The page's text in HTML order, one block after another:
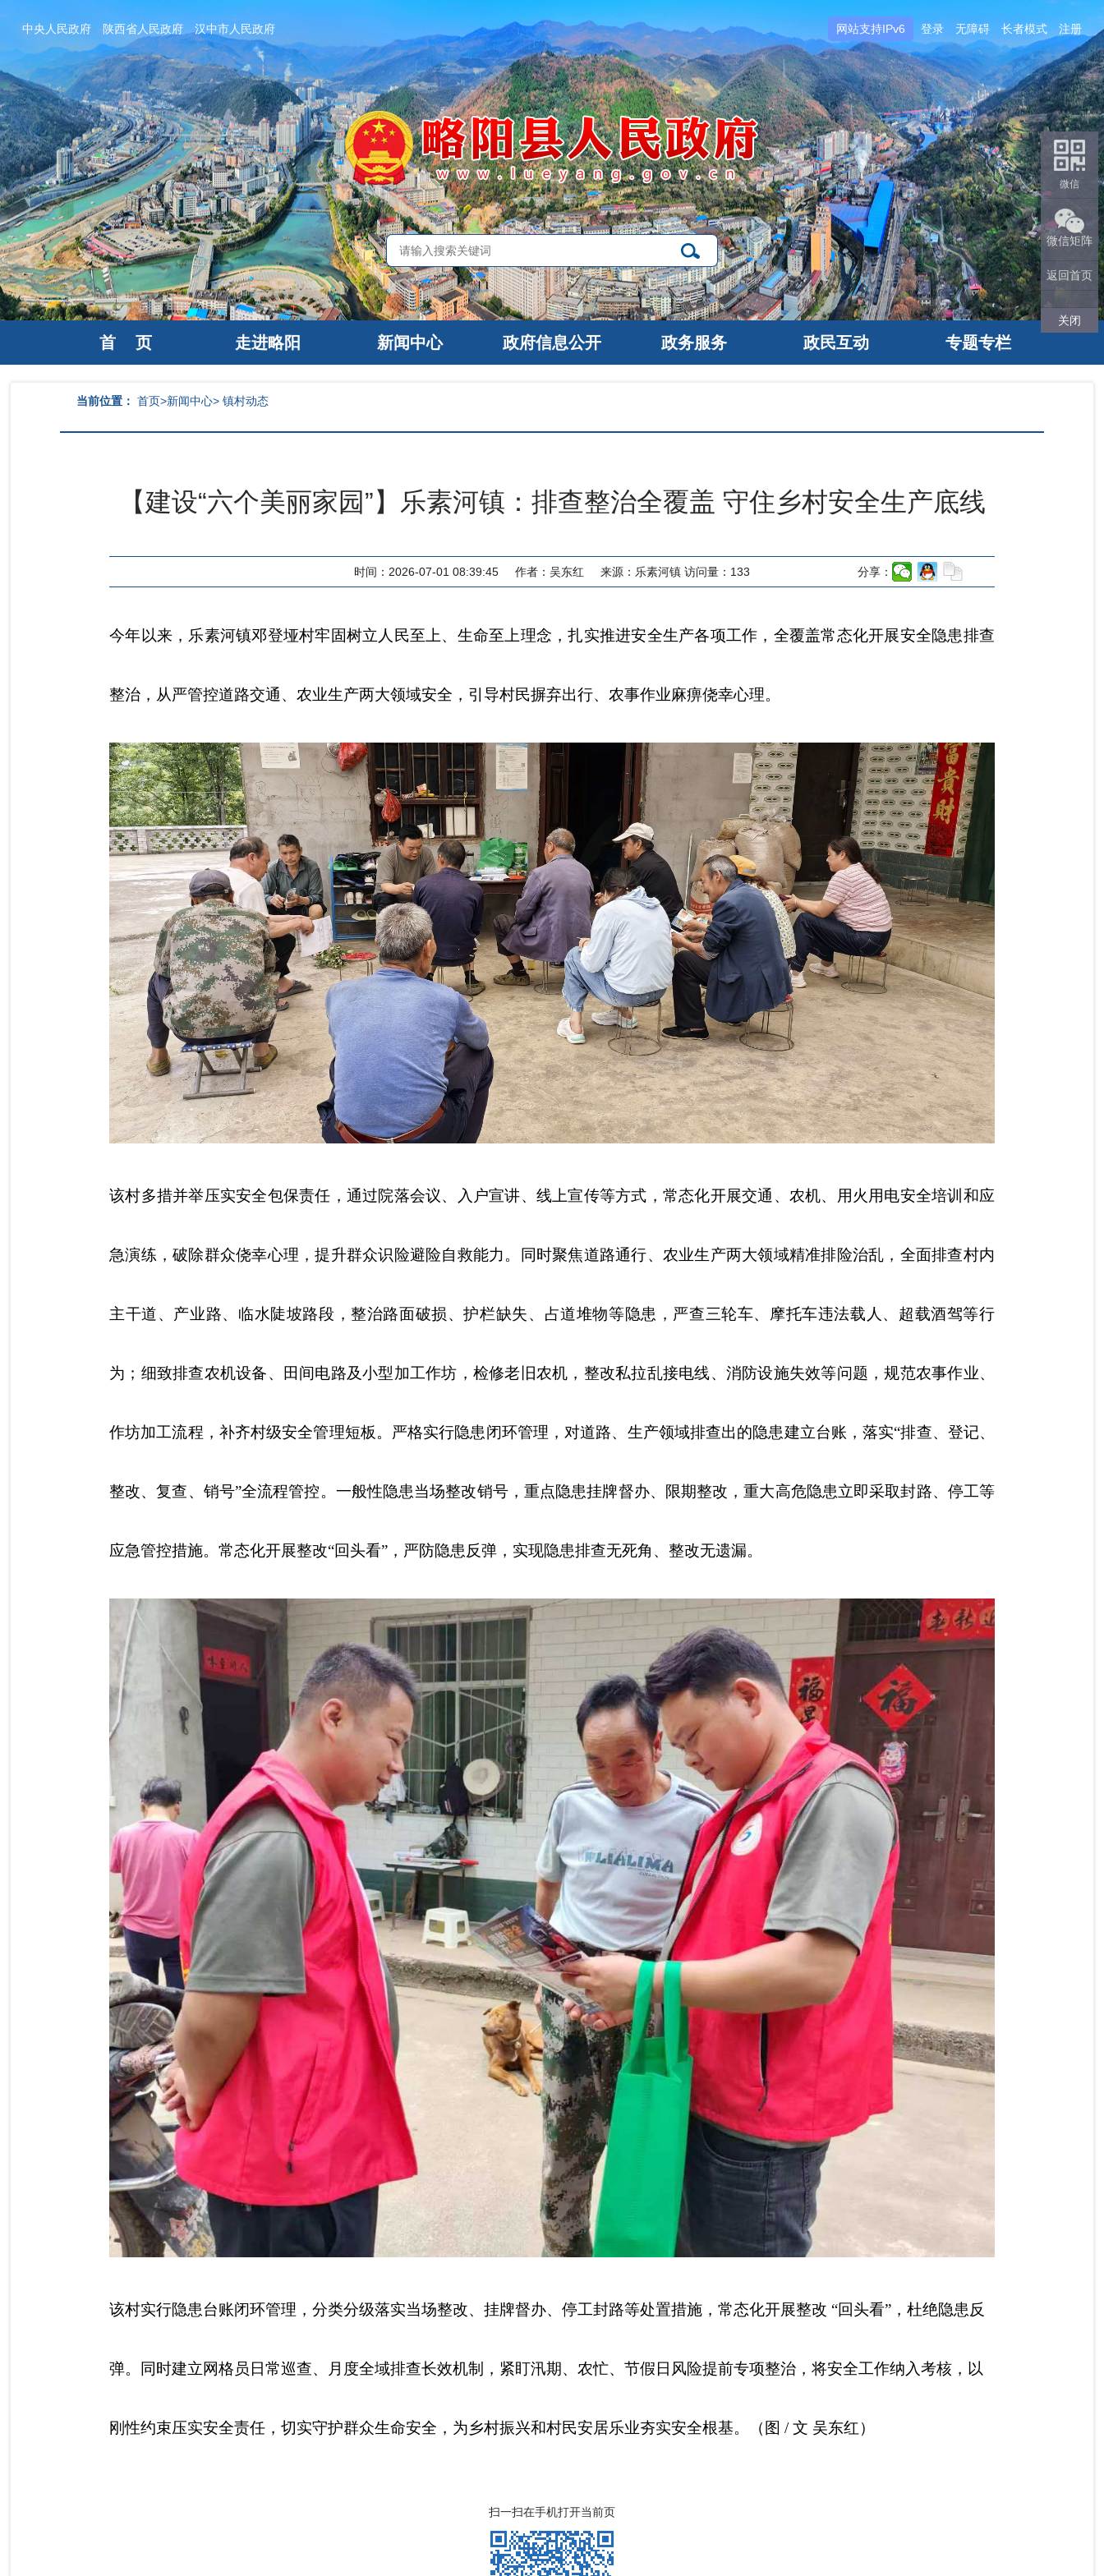
中央人民政府 陕西省人民政府 汉中市人民政府 网站支持IPv6 登录 无障碍 长者模式 注册
首 页 走进略阳 新闻中心 政府信息公开 政务服务 政民互动 专题专栏
当前位置： 首页>新闻中心> 镇村动态
【建设“六个美丽家园”】乐素河镇：排查整治全覆盖 守住乡村安全生产底线
时间：2026-07-01 08:39:45 作者： 吴东红 来源： 乐素河镇 访问量： 133 分享：
今年以来，乐素河镇邓登垭村牢固树立人民至上、生命至上理念，扎实推进安全生产各项工作，全覆盖常态化开展安全隐患排查
整治，从严管控道路交通、农业生产两大领域安全，引导村民摒弃出行、农事作业麻痹侥幸心理。
该村多措并举压实安全包保责任，通过院落会议、入户宣讲、线上宣传等方式，常态化开展交通、农机、用火用电安全培训和应
急演练，破除群众侥幸心理，提升群众识险避险自救能力。同时聚焦道路通行、农业生产两大领域精准排险治乱，全面排查村内
主干道、产业路、临水陡坡路段，整治路面破损、护栏缺失、占道堆物等隐患，严查三轮车、摩托车违法载人、超载酒驾等行
为；细致排查农机设备、田间电路及小型加工作坊，检修老旧农机，整改私拉乱接电线、消防设施失效等问题，规范农事作业、
作坊加工流程，补齐村级安全管理短板。严格实行隐患闭环管理，对道路、生产领域排查出的隐患建立台账，落实“排查、登记、
整改、复查、销号”全流程管控。一般性隐患当场整改销号，重点隐患挂牌督办、限期整改，重大高危隐患立即采取封路、停工等
应急管控措施。常态化开展整改“回头看”，严防隐患反弹，实现隐患排查无死角、整改无遗漏。
该村实行隐患台账闭环管理，分类分级落实当场整改、挂牌督办、停工封路等处置措施，常态化开展整改 “回头看”，杜绝隐患反
弹。同时建立网格员日常巡查、月度全域排查长效机制，紧盯汛期、农忙、节假日风险提前专项整治，将安全工作纳入考核，以
刚性约束压实安全责任，切实守护群众生命安全，为乡村振兴和村民安居乐业夯实安全根基。（图 / 文 吴东红）
扫一扫在手机打开当前页
微信
微信矩阵
返回首页
关闭